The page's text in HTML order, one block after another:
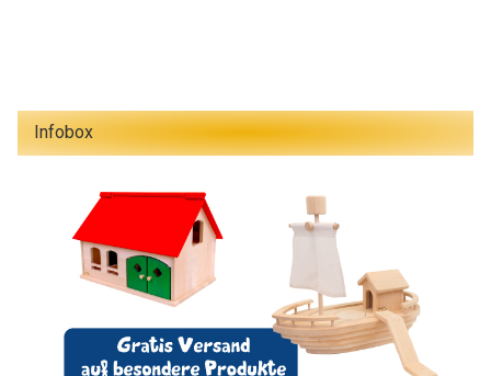
Infobox